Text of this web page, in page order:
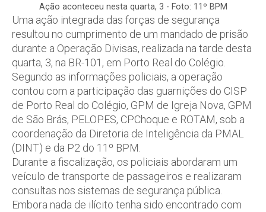
Ação aconteceu nesta quarta, 3 - Foto: 11º BPM
Uma ação integrada das forças de segurança
resultou no cumprimento de um mandado de prisão
durante a Operação Divisas, realizada na tarde desta
quarta, 3, na BR-101, em Porto Real do Colégio.
Segundo as informações policiais, a operação
contou com a participação das guarnições do CISP
de Porto Real do Colégio, GPM de Igreja Nova, GPM
de São Brás, PELOPES, CPChoque e ROTAM, sob a
coordenação da Diretoria de Inteligência da PMAL
(DINT) e da P2 do 11º BPM.
Durante a fiscalização, os policiais abordaram um
veículo de transporte de passageiros e realizaram
consultas nos sistemas de segurança pública.
Embora nada de ilícito tenha sido encontrado com